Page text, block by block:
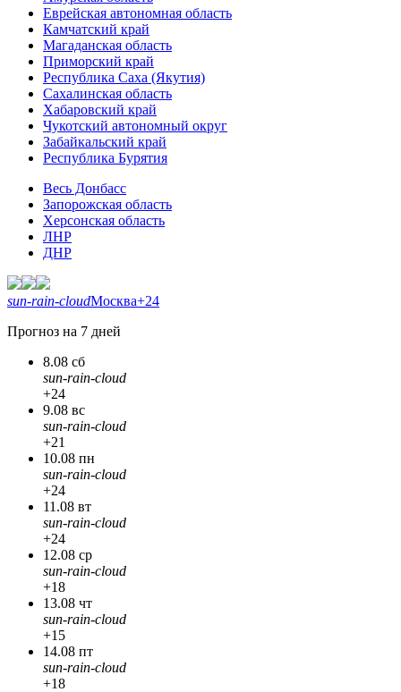
Еврейская автономная область
Камчатский край
Магаданская область
Приморский край
Республика Саха (Якутия)
Сахалинская область
Хабаровский край
Чукотский автономный округ
Забайкальский край
Республика Бурятия
Весь Донбасс
Запорожская область
Херсонская область
ЛНР
ДНР
sun-rain-cloudМосква+24
Прогноз на 7 дней
8.08 сб
sun-rain-cloud
+24
9.08 вс
sun-rain-cloud
+21
10.08 пн
sun-rain-cloud
+24
11.08 вт
sun-rain-cloud
+24
12.08 ср
sun-rain-cloud
+18
13.08 чт
sun-rain-cloud
+15
14.08 пт
sun-rain-cloud
+18